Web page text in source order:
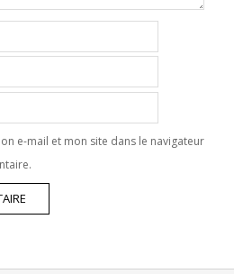
e-mail et mon site dans le navigateur